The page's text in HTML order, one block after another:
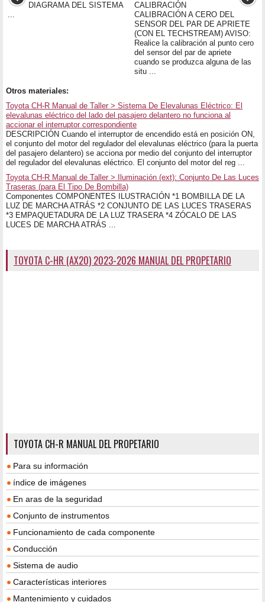
DIAGRAMA DEL SISTEMA
...
CALIBRACIÓN
CALIBRACIÓN A CERO DEL
SENSOR DEL PAR DE APRIETE
(CON EL TECHSTREAM) AVISO:
Realice la calibración al punto cero
del sensor del par de apriete
cuando se produzca alguna de las
situ ...
Otros materiales:
Toyota CH-R Manual de Taller > Sistema De Elevalunas Eléctrico: El
elevalunas eléctrico del lado del pasajero delantero no funciona al
accionar el interruptor correspondiente
DESCRIPCIÓN Cuando el interruptor de encendido está en posición ON,
el conjunto del motor del regulador del elevalunas eléctrico (para la puerta
del pasajero delantero) se acciona por medio del conjunto del interruptor
del regulador del elevalunas eléctrico. El conjunto del motor del reg ...
Toyota CH-R Manual de Taller > Iluminación (ext): Conjunto De Las Luces
Traseras (para El Tipo De Bombilla)
Componentes COMPONENTES ILUSTRACIÓN *1 BOMBILLA DE LA
LUZ DE MARCHA ATRÁS *2 CONJUNTO DE LAS LUCES TRASERAS
*3 EMPAQUETADURA DE LA LUZ TRASERA *4 ZÓCALO DE LAS
LUCES DE MARCHA ATRÁS ...
TOYOTA C-HR (AX20) 2023-2026 MANUAL DEL PROPETARIO
TOYOTA CH-R MANUAL DEL PROPETARIO
Para su información
índice de imágenes
En aras de la seguridad
Conjunto de instrumentos
Funcionamiento de cada componente
Conducción
Sistema de audio
Características interiores
Mantenimiento y cuidados